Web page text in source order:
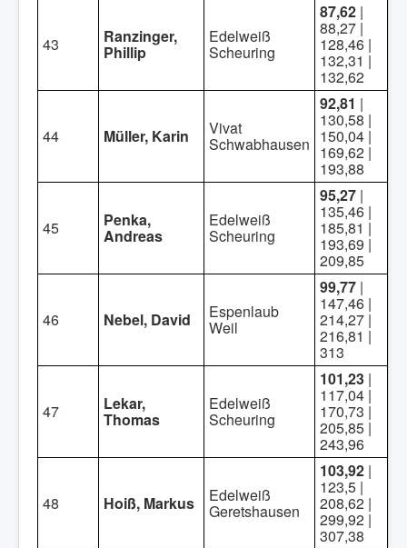
43 Ranzinger,
Phillip
Edelweiß
Scheuring
87,62 |
88,27 |
128,46 |
132,31 |
132,62
44 Müller, Karin Vivat
Schwabhausen
92,81 |
130,58 |
150,04 |
169,62 |
193,88
45 Penka,
Andreas
Edelweiß
Scheuring
95,27 |
135,46 |
185,81 |
193,69 |
209,85
46 Nebel, David Espenlaub
Weil
99,77 |
147,46 |
214,27 |
216,81 |
313
47 Lekar,
Thomas
Edelweiß
Scheuring
101,23 |
117,04 |
170,73 |
205,85 |
243,96
48 Hoiß, Markus Edelweiß
Geretshausen
103,92 |
123,5 |
208,62 |
299,92 |
307,38